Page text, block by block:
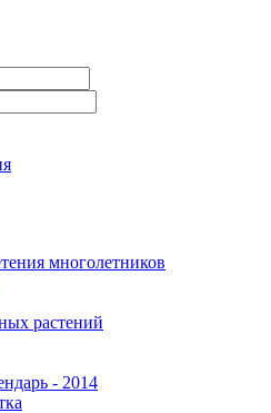
многолетников
растений
- 2014